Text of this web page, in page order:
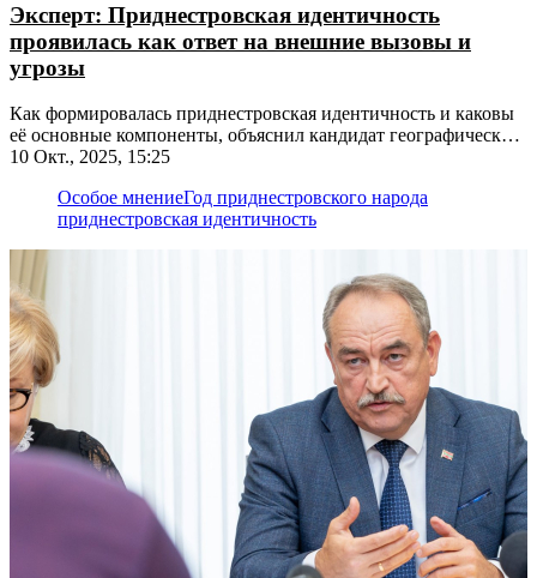
Эксперт: Приднестровская идентичность
проявилась как ответ на внешние вызовы и
угрозы
Как формировалась приднестровская идентичность и каковы
её основные компоненты, объяснил кандидат географических
наук Владимир Фоменко
10 Окт., 2025, 15:25
Особое мнениеГод приднестровского народа
приднестровская идентичность